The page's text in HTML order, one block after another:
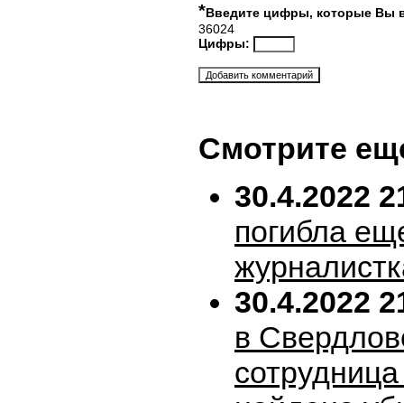
*Введите цифры, которые Вы
36024
Цифры:
Смотрите
30.4.2022
погибла
30.4.2022
в